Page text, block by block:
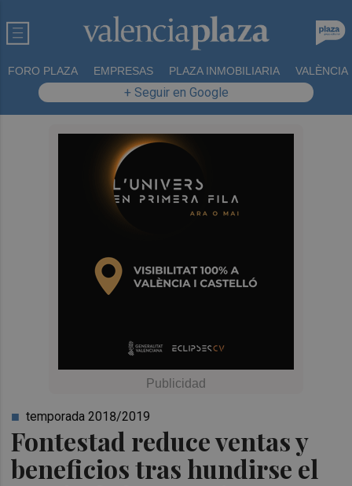
FORO PLAZA EMPRESAS PLAZA INMOBILIARIA VALÈNCIA
+ Seguir en Google
Fontestad reduce ventas y
beneficios tras hundirse el
temporada 2018/2019